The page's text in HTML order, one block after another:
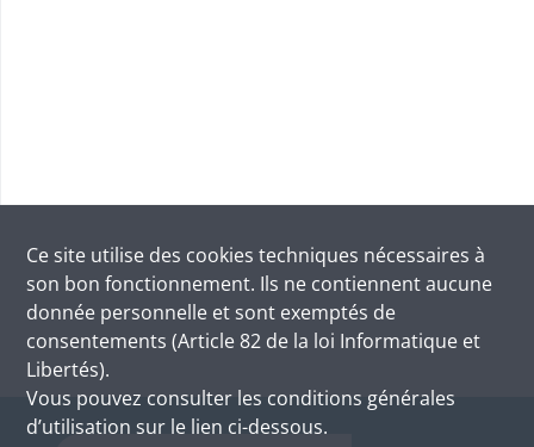
Ce site utilise des cookies techniques nécessaires à
son bon fonctionnement. Ils ne contiennent aucune
donnée personnelle et sont exemptés de
consentements (Article 82 de la loi Informatique et
Libertés).
Vous pouvez consulter les conditions générales
d’utilisation sur le lien ci-dessous.